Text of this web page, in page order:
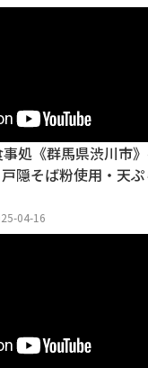
事処《群馬県渋川市
隠そば粉使用・天
04-16